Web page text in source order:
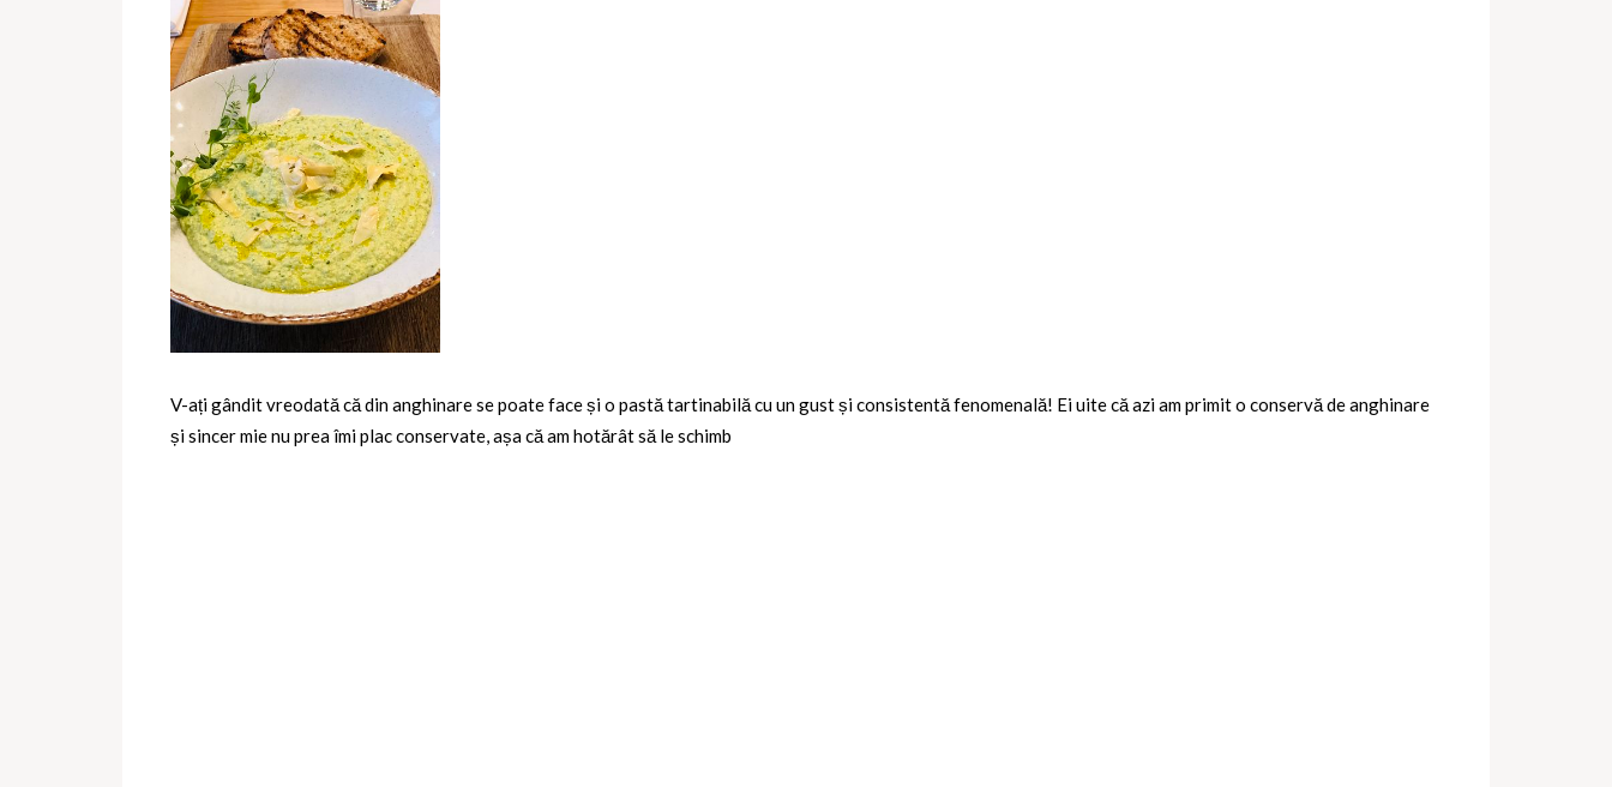
V-ați gândit vreodată că din anghinare se poate face și o pastă tartinabilă cu un gust și consistentă fenomenală! Ei uite că azi am primit o conservă de anghinare
și sincer mie nu prea îmi plac conservate, așa că am hotărât să le schimb